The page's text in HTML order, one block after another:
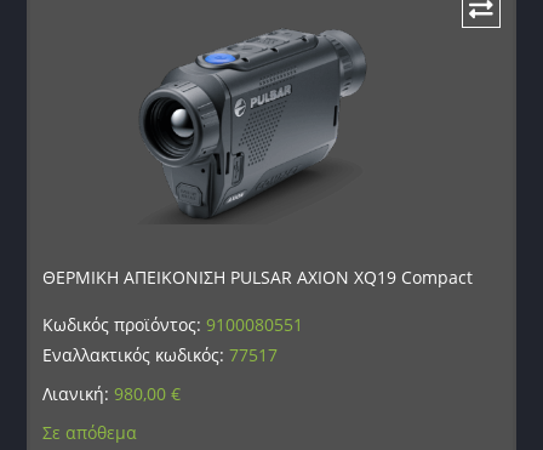
ΘΕΡΜΙΚΗ ΑΠΕΙΚΟΝΙΣΗ PULSAR AXION XQ19 Compact
Κωδικός προϊόντος:9100080551
Εναλλακτικός κωδικός:77517
Λιανική:980,00€
Σε απόθεμα